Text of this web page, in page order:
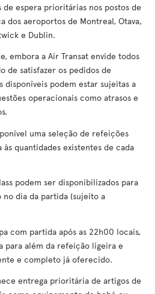
de espera prioritárias nos postos de
dos aeroportos de Montreal, Otava,
e Dublin.
embora a Air Transat envide todos
de satisfazer os pedidos de
disponíveis podem estar sujeitas a
operacionais como atrasos e
uma seleção de refeições
quantidades existentes de cada
podem ser disponibilizados para
dia da partida (sujeito a
com partida após as 22h00 locais,
para além da refeição ligeira e
e completo já oferecido.
entrega prioritária de artigos de